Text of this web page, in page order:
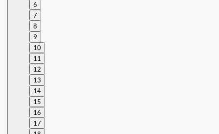
6
7
8
9
10
11
12
13
14
15
16
17